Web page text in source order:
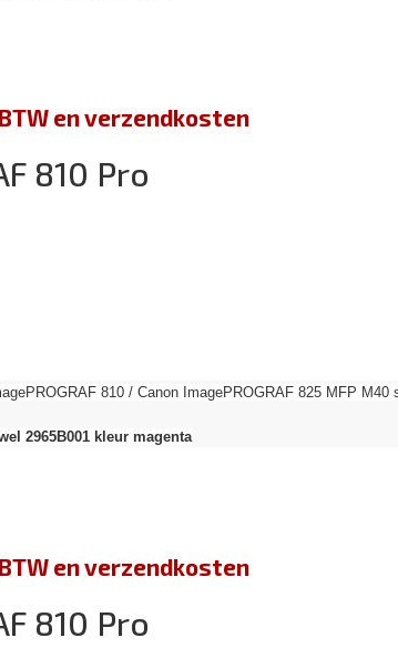
en verzendkosten
810 Pro
810 / Canon ImagePROGRAF 825 MFP M40
2965B001 kleur magenta
en verzendkosten
810 Pro